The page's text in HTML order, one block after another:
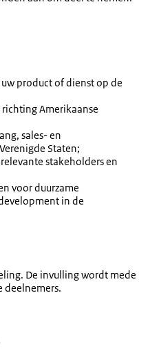
product of dienst op de
Amerikaanse
sales- en
Staten;
stakeholders en
voor duurzame
in de
De invulling wordt mede
deelnemers.